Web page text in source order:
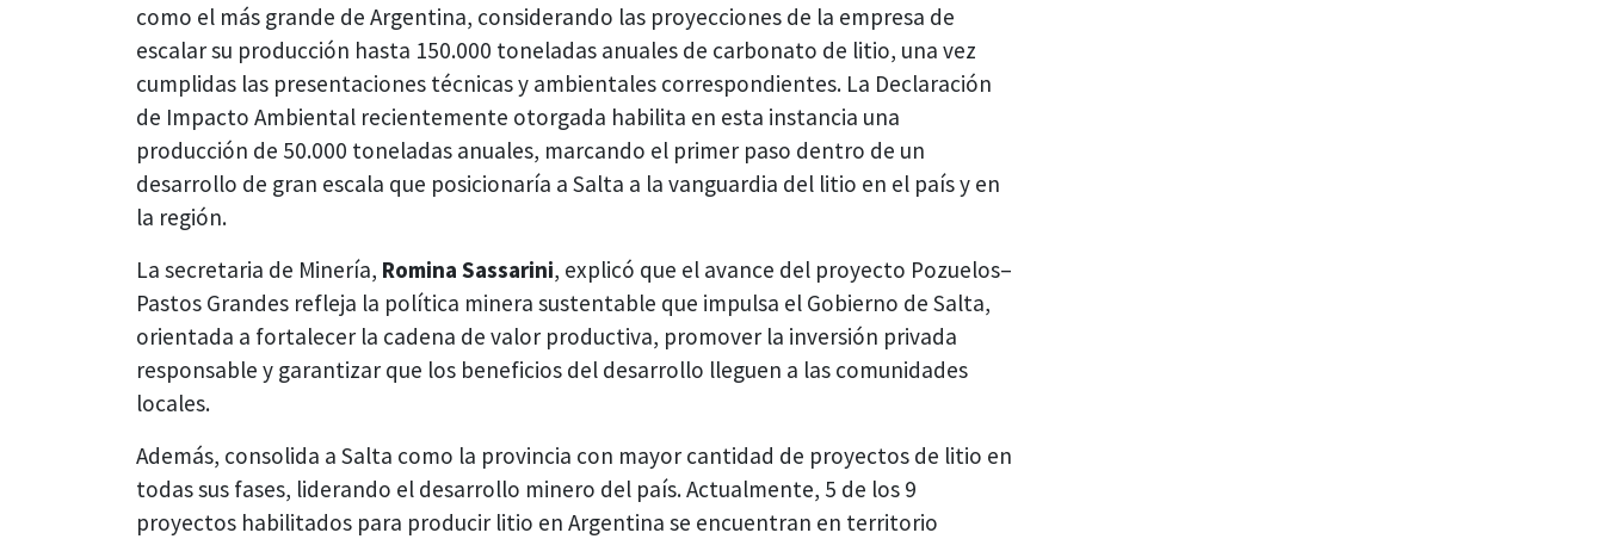
como el más grande de Argentina, considerando las proyecciones de la empresa de
escalar su producción hasta 150.000 toneladas anuales de carbonato de litio, una vez
cumplidas las presentaciones técnicas y ambientales correspondientes. La Declaración
de Impacto Ambiental recientemente otorgada habilita en esta instancia una
producción de 50.000 toneladas anuales, marcando el primer paso dentro de un
desarrollo de gran escala que posicionaría a Salta a la vanguardia del litio en el país y en
la región.
La secretaria de Minería, Romina Sassarini, explicó que el avance del proyecto Pozuelos–
Pastos Grandes refleja la política minera sustentable que impulsa el Gobierno de Salta,
orientada a fortalecer la cadena de valor productiva, promover la inversión privada
responsable y garantizar que los beneficios del desarrollo lleguen a las comunidades
locales.
Además, consolida a Salta como la provincia con mayor cantidad de proyectos de litio en
todas sus fases, liderando el desarrollo minero del país. Actualmente, 5 de los 9
proyectos habilitados para producir litio en Argentina se encuentran en territorio